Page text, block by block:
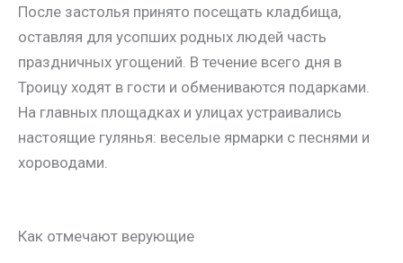
После застолья принято посещать кладбища,
оставляя для усопших родных людей часть
праздничных угощений. В течение всего дня в
Троицу ходят в гости и обмениваются подарками.
На главных площадках и улицах устраивались
настоящие гулянья: веселые ярмарки с песнями и
хороводами.
Как отмечают верующие